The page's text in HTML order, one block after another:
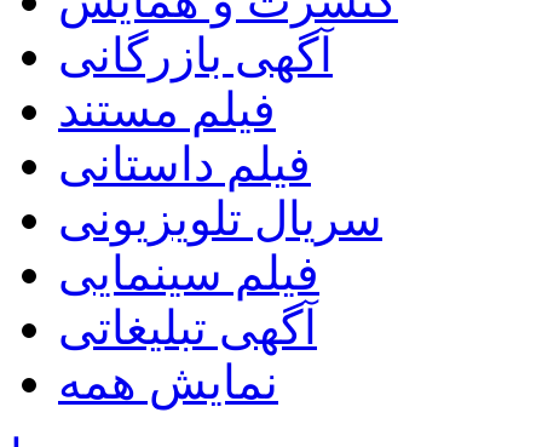
آگهی بازرگانی
فیلم مستند
فیلم داستانی
سریال تلویزیونی
فیلم سینمایی
آگهی تبلیغاتی
نمایش همه